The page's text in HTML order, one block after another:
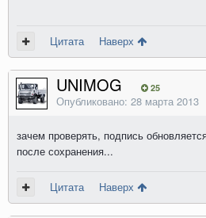
Цитата Наверх
UNIMOG 25
Опубликовано: 28 марта 2013
зачем проверять, подпись
после сохранения...
Цитата Наверх